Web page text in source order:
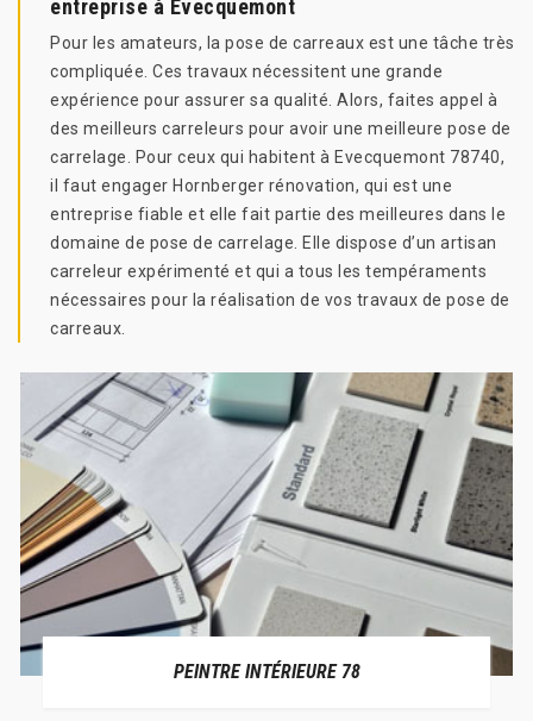
entreprise à Evecquemont
Pour les amateurs, la pose de carreaux est une tâche très
compliquée. Ces travaux nécessitent une grande
expérience pour assurer sa qualité. Alors, faites appel à
des meilleurs carreleurs pour avoir une meilleure pose de
carrelage. Pour ceux qui habitent à Evecquemont 78740,
il faut engager Hornberger rénovation, qui est une
entreprise fiable et elle fait partie des meilleures dans le
domaine de pose de carrelage. Elle dispose d’un artisan
carreleur expérimenté et qui a tous les tempéraments
nécessaires pour la réalisation de vos travaux de pose de
carreaux.
PEINTRE INTÉRIEURE 78